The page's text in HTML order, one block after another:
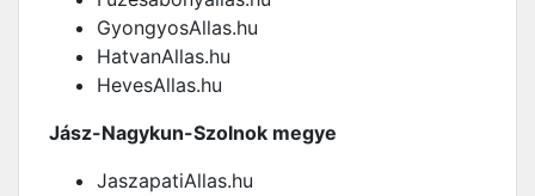
GyongyosAllas.hu
HatvanAllas.hu
HevesAllas.hu
Jász-Nagykun-Szolnok megye
JaszapatiAllas.hu